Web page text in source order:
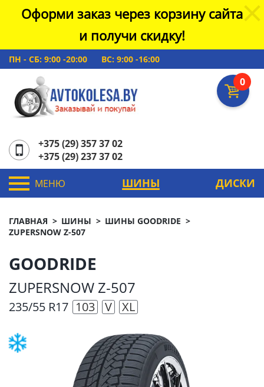
Оформи заказ через корзину сайта
и получи скидку!
ПН - СБ: 9:00 -20:00 ВС: 9:00 -16:00
0
+375 (29) 357 37 02
+375 (29) 237 37 02
МЕНЮ ШИНЫ ДИСКИ
ГЛАВНАЯ ШИНЫ
ШИНЫ GOODRIDE
ZUPERSNOW Z-507
GOODRIDE
ZUPERSNOW Z-507
235/55 R17 103 V XL